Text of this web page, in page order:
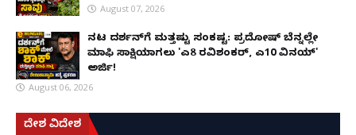
August 07, 2026
ನಟ ದರ್ಶನ್‌ಗೆ ಮತ್ತಷ್ಟು ಸಂಕಷ್ಟ: ಪ್ರದೋಷ್ ಬೆನ್ನಲ್ಲೇ
ಮಾಫಿ ಸಾಕ್ಷಿಯಾಗಲು 'ಎ8 ರವಿಶಂಕರ್, ಎ10 ವಿನಯ್'
ಅರ್ಜಿ!
August 06, 2026
ದೇಶ ವಿದೇಶ